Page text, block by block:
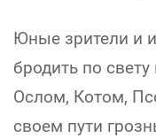
Юные зрители и
бродить по
Ослом, Котом,
своем пути